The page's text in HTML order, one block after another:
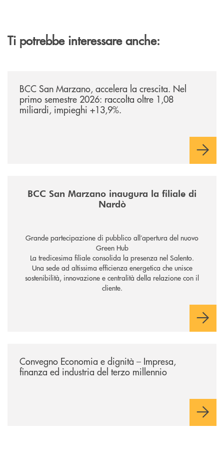
Ti potrebbe interessare anche:
BCC San Marzano, accelera la crescita. Nel
primo semestre 2026: raccolta oltre 1,08
miliardi, impieghi +13,9%.
BCC San Marzano inaugura la filiale di
Nardò
Grande partecipazione di pubblico all’apertura del nuovo
Green Hub
La tredicesima filiale consolida la presenza nel Salento.
Una sede ad altissima efficienza energetica che unisce
sostenibilità, innovazione e centralità della relazione con il
cliente.
Convegno Economia e dignità – Impresa,
finanza ed industria del terzo millennio